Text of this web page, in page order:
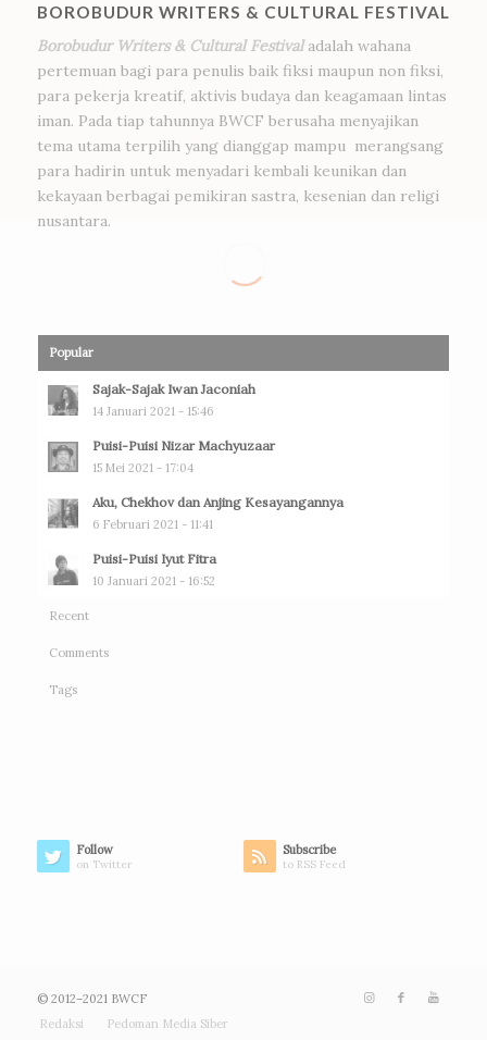
BOROBUDUR WRITERS & CULTURAL FESTIVAL
Borobudur Writers & Cultural Festivaladalah wahana
pertemuan bagi para penulis baik fiksi maupun non fiksi,
para pekerja kreatif, aktivis budaya dan keagamaan lintas
iman. Pada tiap tahunnya BWCF berusaha menyajikan
tema utama terpilih yang dianggap mampu merangsang
para hadirin untuk menyadari kembali keunikan dan
kekayaan berbagai pemikiran sastra, kesenian dan religi
nusantara.
Popular
Sajak-Sajak Iwan Jaconiah
14 Januari 2021 - 15:46
Puisi-Puisi Nizar Machyuzaar
15 Mei 2021 - 17:04
Aku, Chekhov dan Anjing Kesayangannya
6 Februari 2021 - 11:41
Puisi-Puisi Iyut Fitra
10 Januari 2021 - 16:52
Recent
Comments
Tags
Follow
on Twitter
Subscribe
to RSS Feed
© 2012–2021 BWCF
Redaksi
Pedoman Media Siber